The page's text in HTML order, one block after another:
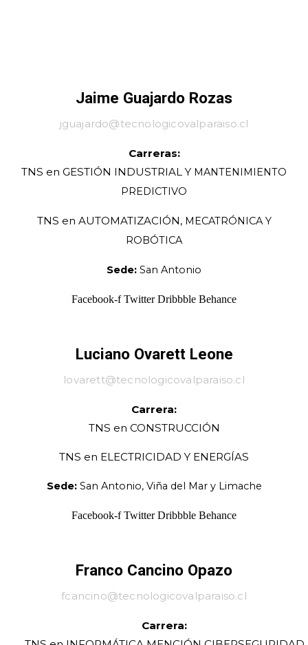
Jaime Guajardo Rozas
jguajardo@tecnologicovalparaiso.cl
Carreras:
TNS en GESTIÓN INDUSTRIAL Y MANTENIMIENTO
PREDICTIVO
TNS en AUTOMATIZACIÓN, MECATRÓNICA Y
ROBÓTICA
Sede: San Antonio
Facebook-f Twitter Dribbble Behance
Luciano Ovarett Leone
lovarett@tecnologicovalparaiso.cl
Carrera:
TNS en CONSTRUCCIÓN
TNS en ELECTRICIDAD Y ENERGÍAS
Sede:San Antonio, Viña del Mar y Limache
Facebook-f Twitter Dribbble Behance
Franco Cancino Opazo
fcancino@tecnologicovalparaiso.cl
Carrera: